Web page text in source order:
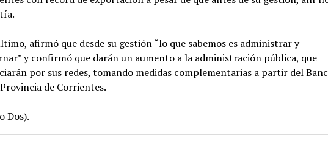
afirmó que desde su gestión “lo que sabemos es administrar y
y confirmó que darán un aumento a la administración pública, que
por sus redes, tomando medidas complementarias a partir del
de Corrientes.
Dos).